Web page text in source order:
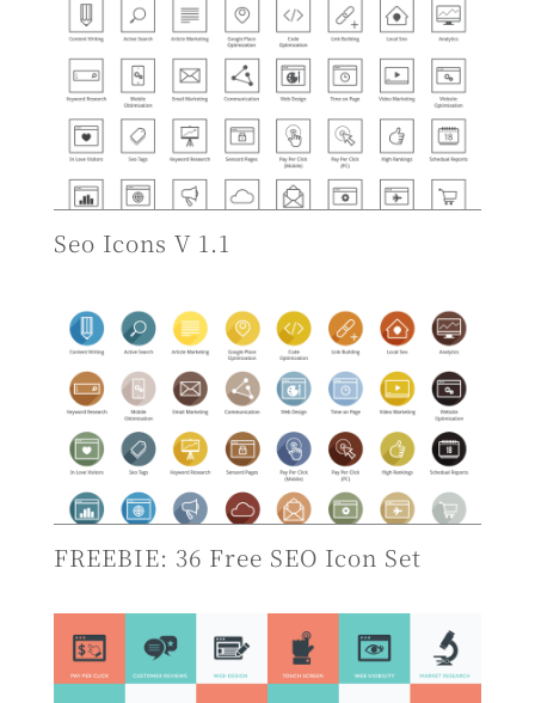
Seo Icons V 1.1
FREEBIE: 36 Free SEO Icon Set